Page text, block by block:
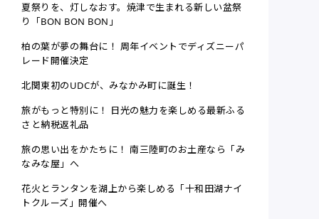
夏祭りを、灯しなおす。焼津で生まれる新しい盆祭
り「BON BON BON」
柏の葉が夢の舞台に！ 周年イベントでディズニーパ
レード開催決定
北関東初のUDCが、みなかみ町に誕生！
旅がもっと特別に！ 日光の魅力を楽しめる最新ふる
さと納税返礼品
旅の思い出をかたちに！ 南三陸町のお土産なら「み
なみな屋」へ
花火とランタンを湖上から楽しめる「十和田湖ナイ
トクルーズ」開催へ